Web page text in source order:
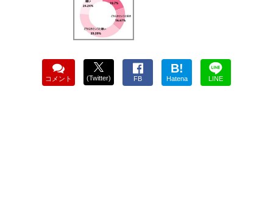
コメント (Twitter) FB
B!
Hatena LINE